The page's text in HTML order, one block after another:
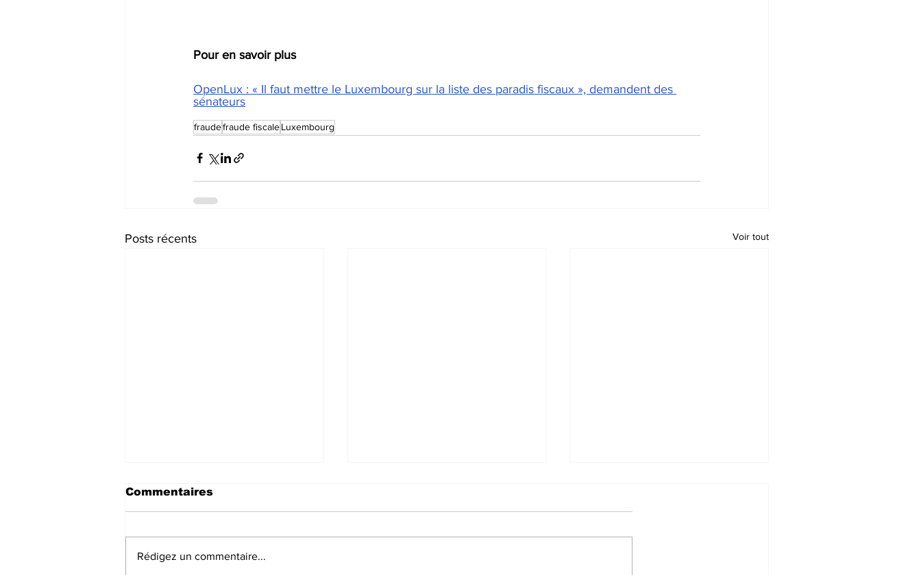
Pour en savoir plus
OpenLux : « Il faut mettre le Luxembourg sur la liste des paradis fiscaux », demandent des
sénateurs
fraudefraude fiscaleLuxembourg
Posts récents Voir tout
Commentaires
Rédigez un commentaire...